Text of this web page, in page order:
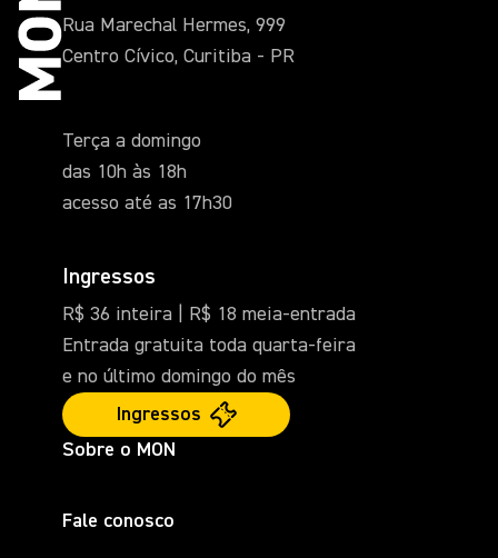
Rua Marechal Hermes, 999
Centro Cívico, Curitiba - PR
Terça a domingo
das 10h às 18h
acesso até as 17h30
Ingressos
R$ 36 inteira | R$ 18 meia-entrada
Entrada gratuita toda quarta-feira
e no último domingo do mês
Ingressos
Sobre o MON
Fale conosco